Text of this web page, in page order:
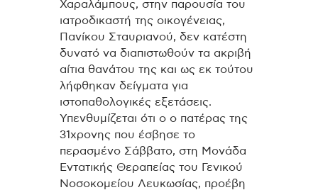
Χαραλάμπους, στην παρουσία του
ιατροδικαστή της οικογένειας,
Πανίκου Σταυριανού, δεν κατέστη
δυνατό να διαπιστωθούν τα ακριβή
αίτια θανάτου της και ως εκ τούτου
λήφθηκαν δείγματα για
ιστοπαθολογικές εξετάσεις.
Υπενθυμίζεται ότι ο ο πατέρας της
31χρονης που έσβησε το
περασμένο Σάββατο, στη Μονάδα
Εντατικής Θεραπείας του Γενικού
Νοσοκομείου Λευκωσίας, προέβη